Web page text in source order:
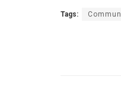
Tags: